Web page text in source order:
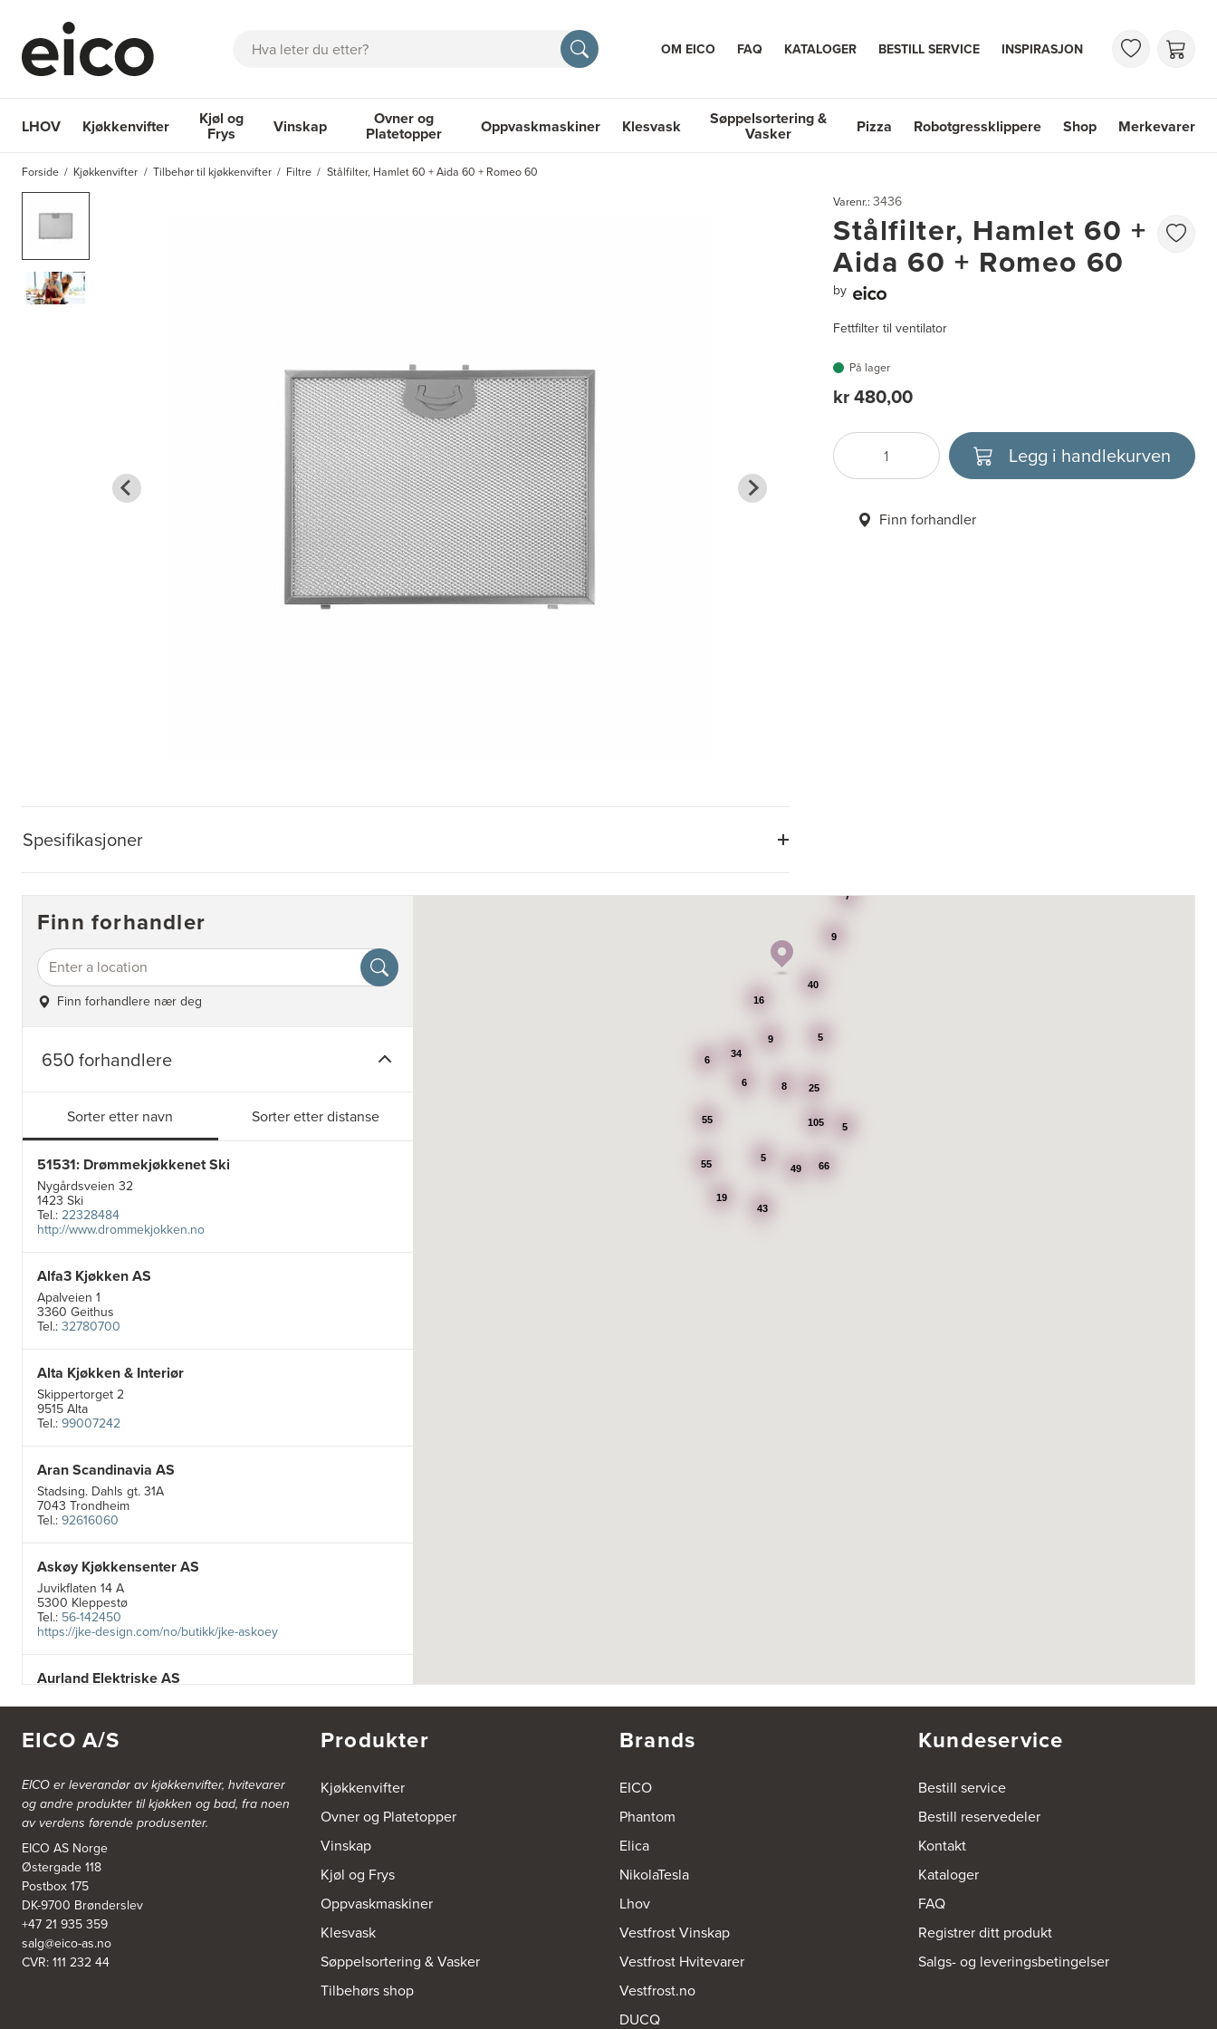
Søk OM EICO FAQ KATALOGER BESTILL SERVICE INSPIRASJON
LHOV Kjøkkenvifter
Kjøkkenvifter
Kjøl og
Frys
Kjøl og Frys
Vinskap
Vinskap
Ovner og
Platetopper
Ovner og Platetopper
Oppvaskmaskiner
Oppvaskmaskiner
Klesvask Søppelsortering &
Vasker Pizza Robotgressklippere Shop Merkevarer
Forside Kjøkkenvifter Tilbehør til kjøkkenvifter Filtre Stålfilter, Hamlet 60 + Aida 60 + Romeo 60
Spesifikasjoner
Varenr.: 3436
Stålfilter, Hamlet 60 +
Aida 60 + Romeo 60
by
Fettfilter til ventilator
På lager
kr 480,00
Antall
Velg enhet Legg i handlekurven
Finn forhandler
Finn forhandler
Finn forhandlere nær deg
650 forhandlere
Sorter etter navn Sorter etter distanse
51531: Drømmekjøkkenet Ski
Nygårdsveien 32
1423 Ski
Tel.:22328484
http://www.drommekjokken.no
Alfa3 Kjøkken AS
Apalveien 1
3360 Geithus
Tel.:32780700
Alta Kjøkken & Interiør
Skippertorget 2
9515 Alta
Tel.:99007242
Aran Scandinavia AS
Stadsing. Dahls gt. 31A
7043 Trondheim
Tel.:92616060
Askøy Kjøkkensenter AS
Juvikflaten 14 A
5300 Kleppestø
Tel.: 56-142450
https://jke-design.com/no/butikk/jke-askoey
Aurland Elektriske AS
Tel.: 57-633463
Bekkestua kjøkkenstudio as
Gamle Ringeriksvei 32
1357 Bekkestua
Tel.:99228877
Bergen Kjøkkensenter A/S
Hellevegen 228
5039 Bergen
Tel.:55-395060
Bjerkreim Trelast AS
49
105
55
55
7
66
34
16
43
40
6 25
9
5
5
8
19
9 5
6
EICO A/S
EICO er leverandør av kjøkkenvifter, hvitevarer
og andre produkter til kjøkken og bad, fra noen
av verdens førende produsenter.
EICO AS Norge
Østergade 118
Postbox 175
DK-9700 Brønderslev
+47 21 935 359
salg@eico-as.no
CVR: 111 232 44
Produkter
Kjøkkenvifter
Ovner og Platetopper
Vinskap
Kjøl og Frys
Oppvaskmaskiner
Klesvask
Søppelsortering & Vasker
Tilbehørs shop
Brands
EICO
Phantom
Elica
NikolaTesla
Lhov
Vestfrost Vinskap
Vestfrost Hvitevarer
Vestfrost.no
DUCQ
Kundeservice
Bestill service
Bestill reservedeler
Kontakt
Kataloger
FAQ
Registrer ditt produkt
Salgs- og leveringsbetingelser